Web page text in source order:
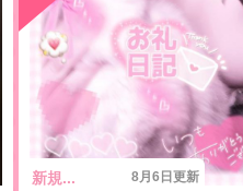
新規... 8月6日更新